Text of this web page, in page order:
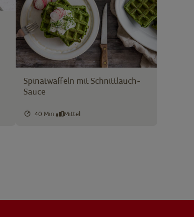
Spinatwaffeln mit Schnittlauch-
Sauce
40 Min. Mittel